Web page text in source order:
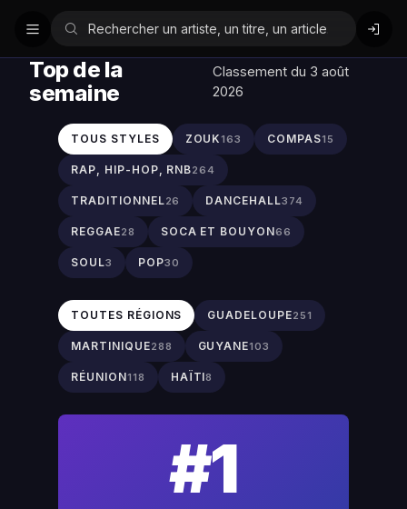
Top de la
semaine
Classement du 3 août
2026
TOUS STYLES ZOUK163 COMPAS15
RAP, HIP-HOP, RNB264
TRADITIONNEL26 DANCEHALL374
REGGAE28 SOCA ET BOUYON66
SOUL3 POP30
TOUTES RÉGIONS GUADELOUPE251
MARTINIQUE288 GUYANE103
RÉUNION118 HAÏTI8
#1